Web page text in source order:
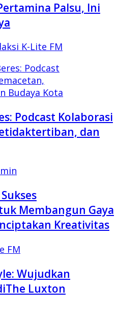
Palsu, Ini
K-Lite FM
Podcast Kolaborasi
dan
Membangun Gaya
Kreativitas
FM
Wujudkan
Luxton